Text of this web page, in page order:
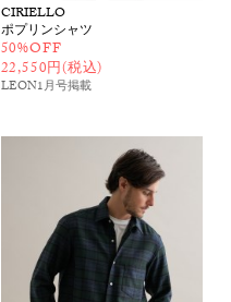
CIRIELLO
ポプリンシャツ
50%OFF
22,550円(税込)
LEON1月号掲載